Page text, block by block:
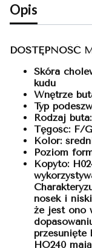
Opis
DOSTĘPNOŚĆ
Skóra
kudu
Wnętrze
Typ
Rodzaj
Tęgość: F/G
Kolor:
Poziom
Kopyto:
nosek i
że jest ono
HO240